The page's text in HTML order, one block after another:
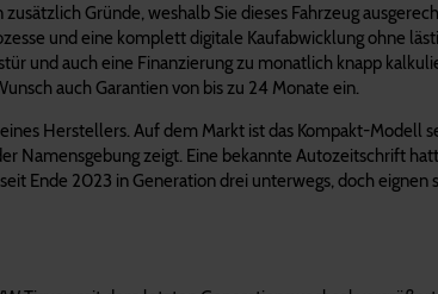
Gründe, weshalb Sie dieses Fahrzeug
und eine komplett digitale Kaufabwicklung ohne
und auch eine Finanzierung zu monatlich knapp
auch Garantien von bis zu 24 Monate ein.
Herstellers. Auf dem Markt ist das Kompakt-
Namensgebung zeigt. Eine bekannte Autozeitschrift
Ende 2023 in Generation drei unterwegs, doch